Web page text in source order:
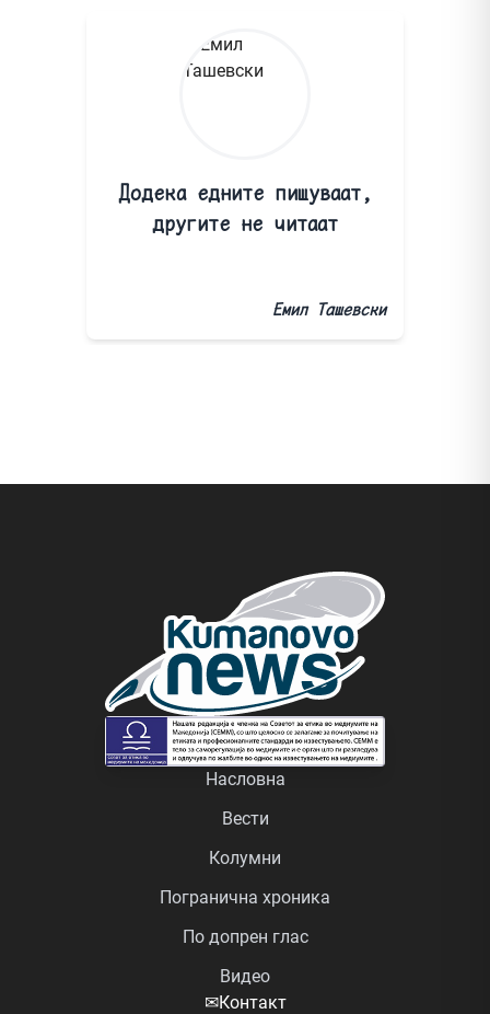
Додека едните пишуваат,
другите не читаат
Емил Ташевски
Насловна
Вести
Колумни
Погранична хроника
По допрен глас
Видео
✉Контакт